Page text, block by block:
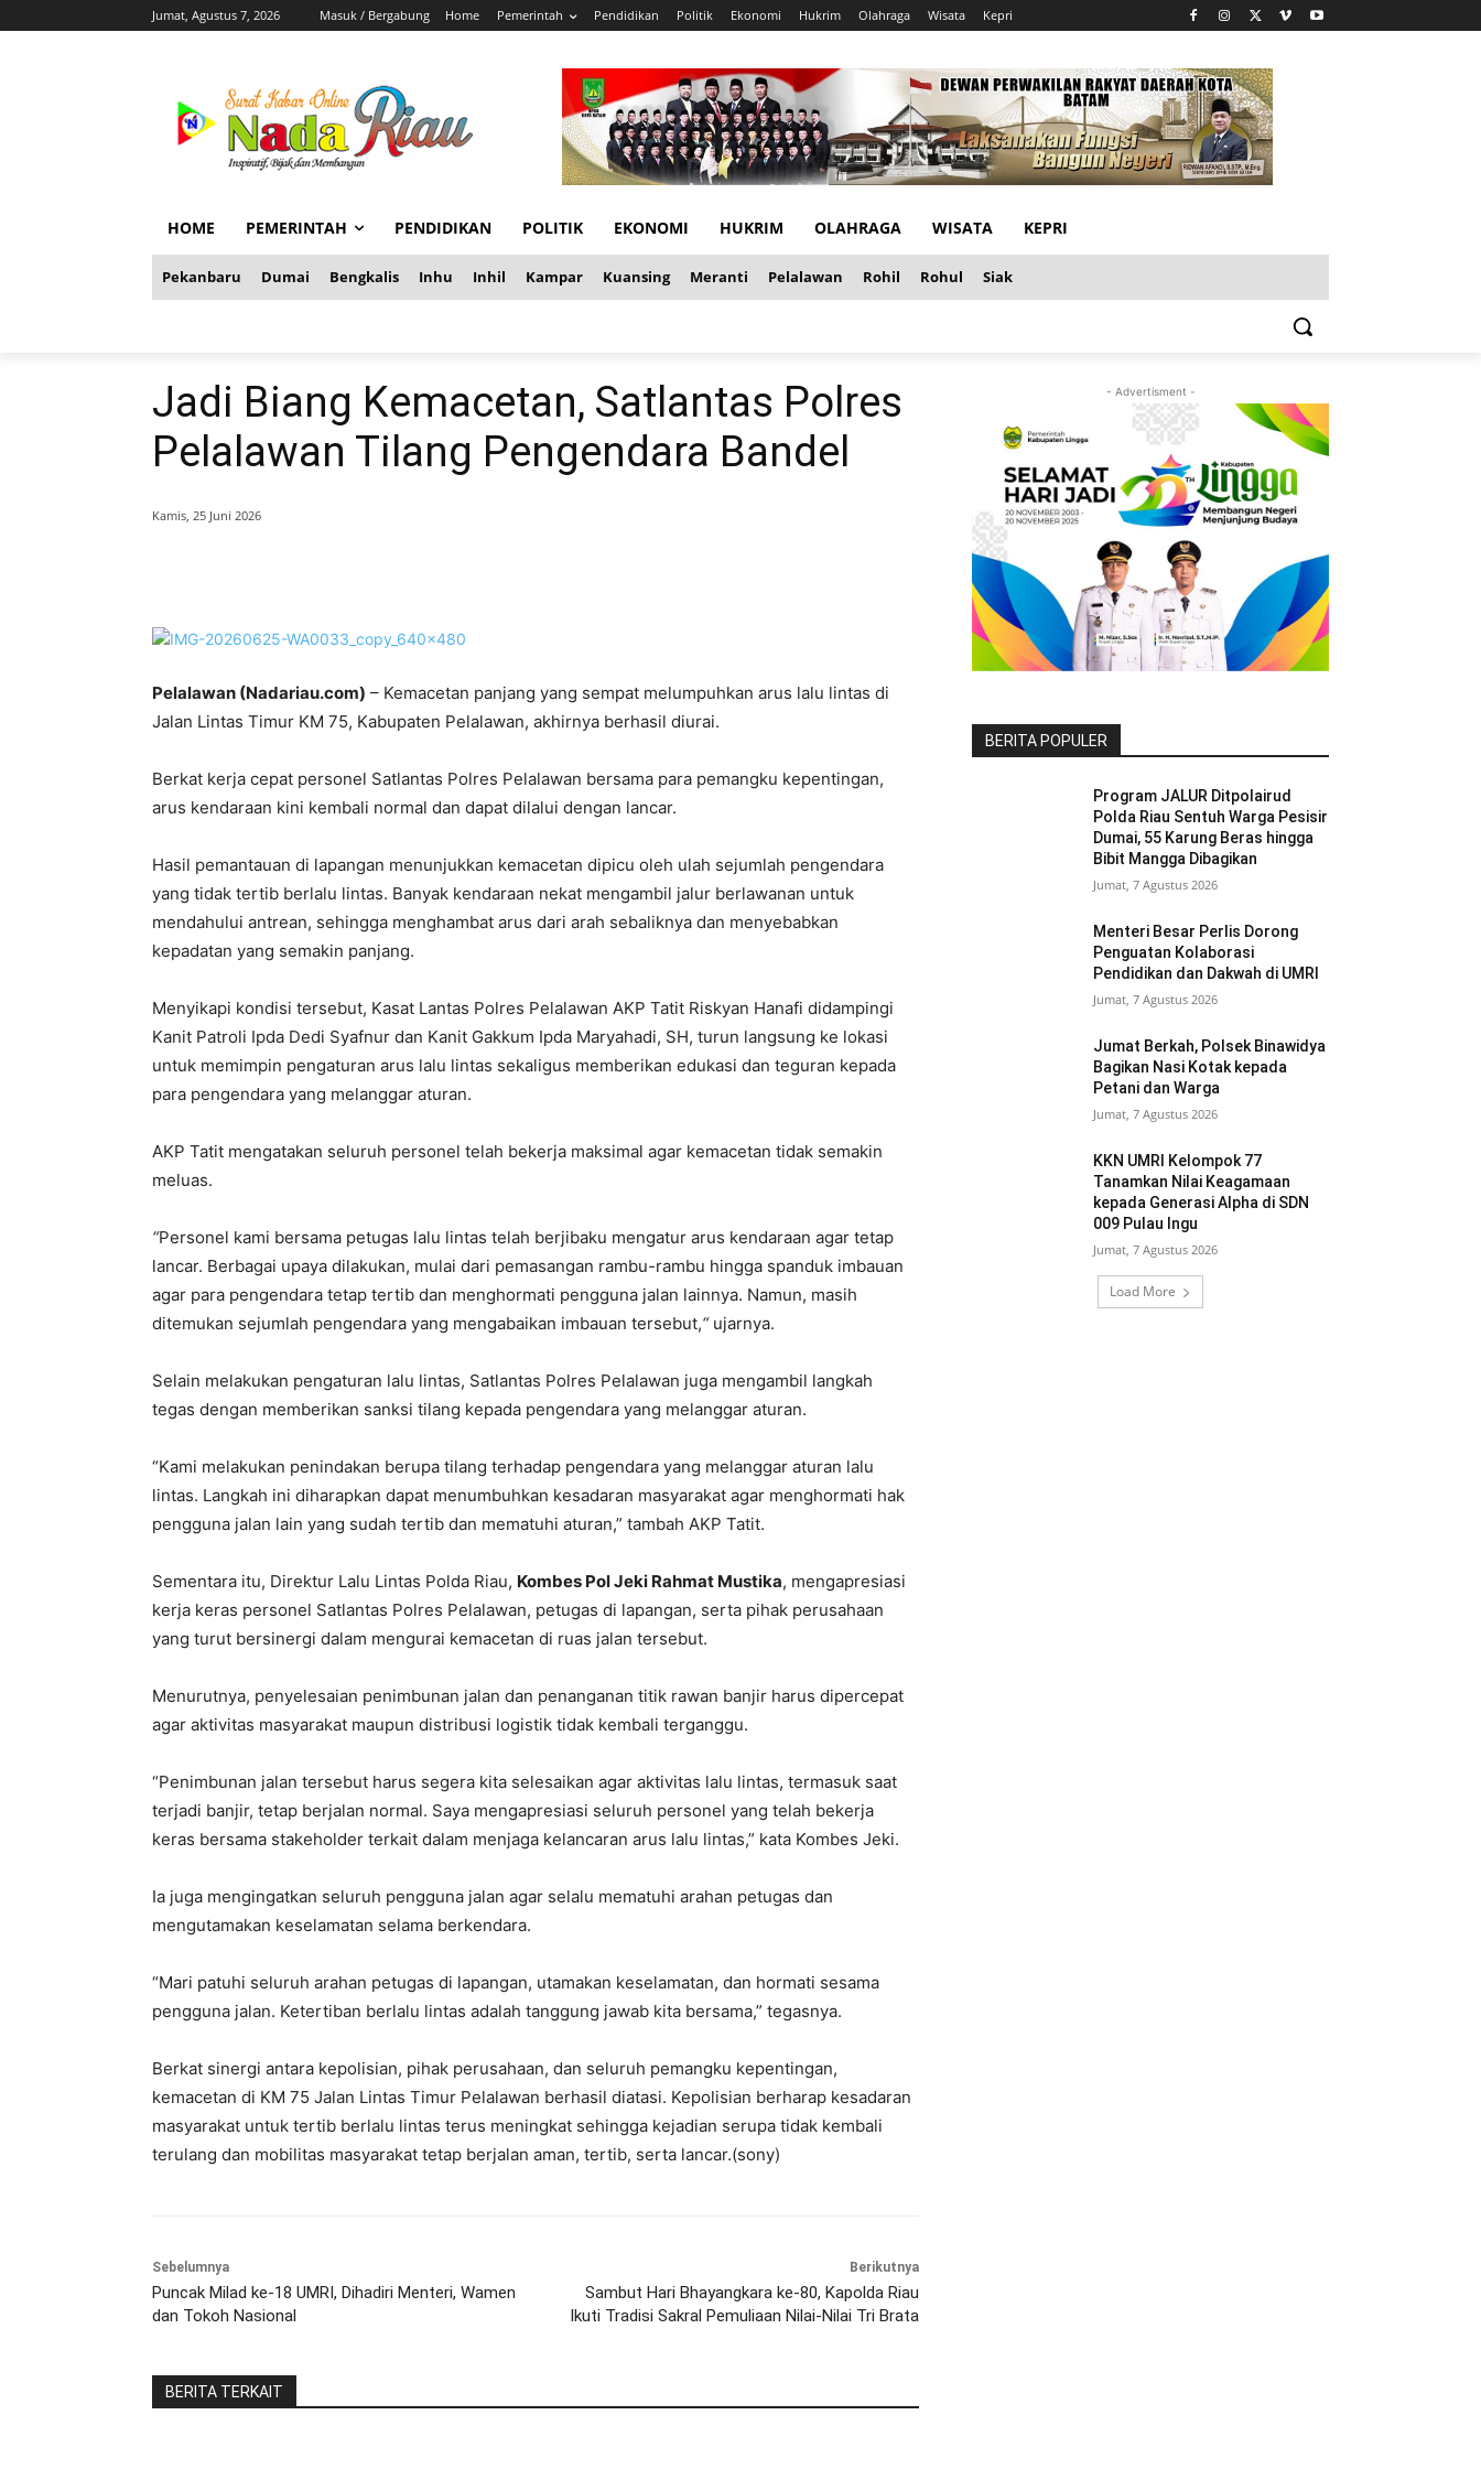
Jumat, Agustus 7, 2026 Masuk / Bergabung Home Pemerintah Pendidikan Politik Ekonomi Hukrim Olahraga Wisata Kepri
HOME PEMERINTAH PENDIDIKAN POLITIK EKONOMI HUKRIM OLAHRAGA WISATA KEPRI
Pekanbaru Dumai Bengkalis Inhu Inhil Kampar Kuansing Meranti Pelalawan Rohil Rohul Siak
Jadi Biang Kemacetan, Satlantas Polres
Pelalawan Tilang Pengendara Bandel
Kamis, 25 Juni 2026
Pelalawan (Nadariau.com) – Kemacetan panjang yang sempat melumpuhkan arus lalu lintas di
Jalan Lintas Timur KM 75, Kabupaten Pelalawan, akhirnya berhasil diurai.
Berkat kerja cepat personel Satlantas Polres Pelalawan bersama para pemangku kepentingan,
arus kendaraan kini kembali normal dan dapat dilalui dengan lancar.
Hasil pemantauan di lapangan menunjukkan kemacetan dipicu oleh ulah sejumlah pengendara
yang tidak tertib berlalu lintas. Banyak kendaraan nekat mengambil jalur berlawanan untuk
mendahului antrean, sehingga menghambat arus dari arah sebaliknya dan menyebabkan
kepadatan yang semakin panjang.
Menyikapi kondisi tersebut, Kasat Lantas Polres Pelalawan AKP Tatit Riskyan Hanafi didampingi
Kanit Patroli Ipda Dedi Syafnur dan Kanit Gakkum Ipda Maryahadi, SH, turun langsung ke lokasi
untuk memimpin pengaturan arus lalu lintas sekaligus memberikan edukasi dan teguran kepada
para pengendara yang melanggar aturan.
AKP Tatit mengatakan seluruh personel telah bekerja maksimal agar kemacetan tidak semakin
meluas.
“Personel kami bersama petugas lalu lintas telah berjibaku mengatur arus kendaraan agar tetap
lancar. Berbagai upaya dilakukan, mulai dari pemasangan rambu-rambu hingga spanduk imbauan
agar para pengendara tetap tertib dan menghormati pengguna jalan lainnya. Namun, masih
ditemukan sejumlah pengendara yang mengabaikan imbauan tersebut,“ujarnya.
Selain melakukan pengaturan lalu lintas, Satlantas Polres Pelalawan juga mengambil langkah
tegas dengan memberikan sanksi tilang kepada pengendara yang melanggar aturan.
“Kami melakukan penindakan berupa tilang terhadap pengendara yang melanggar aturan lalu
lintas. Langkah ini diharapkan dapat menumbuhkan kesadaran masyarakat agar menghormati hak
pengguna jalan lain yang sudah tertib dan mematuhi aturan,” tambah AKP Tatit.
Sementara itu, Direktur Lalu Lintas Polda Riau, Kombes Pol Jeki Rahmat Mustika, mengapresiasi
kerja keras personel Satlantas Polres Pelalawan, petugas di lapangan, serta pihak perusahaan
yang turut bersinergi dalam mengurai kemacetan di ruas jalan tersebut.
Menurutnya, penyelesaian penimbunan jalan dan penanganan titik rawan banjir harus dipercepat
agar aktivitas masyarakat maupun distribusi logistik tidak kembali terganggu.
“Penimbunan jalan tersebut harus segera kita selesaikan agar aktivitas lalu lintas, termasuk saat
terjadi banjir, tetap berjalan normal. Saya mengapresiasi seluruh personel yang telah bekerja
keras bersama stakeholder terkait dalam menjaga kelancaran arus lalu lintas,” kata Kombes Jeki.
Ia juga mengingatkan seluruh pengguna jalan agar selalu mematuhi arahan petugas dan
mengutamakan keselamatan selama berkendara.
“Mari patuhi seluruh arahan petugas di lapangan, utamakan keselamatan, dan hormati sesama
pengguna jalan. Ketertiban berlalu lintas adalah tanggung jawab kita bersama,” tegasnya.
Berkat sinergi antara kepolisian, pihak perusahaan, dan seluruh pemangku kepentingan,
kemacetan di KM 75 Jalan Lintas Timur Pelalawan berhasil diatasi. Kepolisian berharap kesadaran
masyarakat untuk tertib berlalu lintas terus meningkat sehingga kejadian serupa tidak kembali
terulang dan mobilitas masyarakat tetap berjalan aman, tertib, serta lancar.(sony)
Sebelumnya
Puncak Milad ke-18 UMRI, Dihadiri Menteri, Wamen
dan Tokoh Nasional
Berikutnya
Sambut Hari Bhayangkara ke-80, Kapolda Riau
Ikuti Tradisi Sakral Pemuliaan Nilai-Nilai Tri Brata
BERITA TERKAIT
- Advertisment -
BERITA POPULER
Program JALUR Ditpolairud
Polda Riau Sentuh Warga Pesisir
Dumai, 55 Karung Beras hingga
Bibit Mangga Dibagikan
Jumat, 7 Agustus 2026
Menteri Besar Perlis Dorong
Penguatan Kolaborasi
Pendidikan dan Dakwah di UMRI
Jumat, 7 Agustus 2026
Jumat Berkah, Polsek Binawidya
Bagikan Nasi Kotak kepada
Petani dan Warga
Jumat, 7 Agustus 2026
KKN UMRI Kelompok 77
Tanamkan Nilai Keagamaan
kepada Generasi Alpha di SDN
009 Pulau Ingu
Jumat, 7 Agustus 2026
Load More